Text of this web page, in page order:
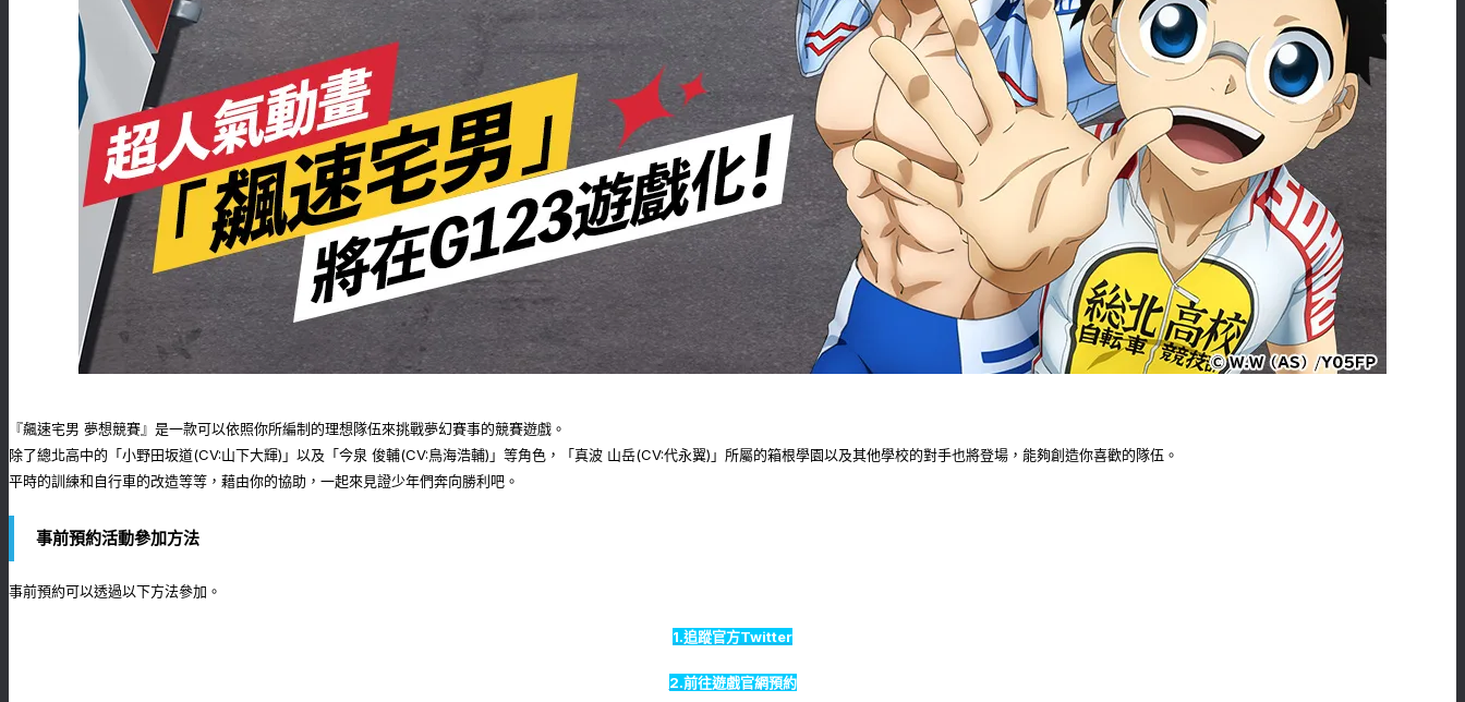
『飆速宅男 夢想競賽』是一款可以依照你所編制的理想隊伍來挑戰夢幻賽事的競賽遊戲。
除了總北高中的「小野田坂道(CV:山下大輝)」以及「今泉 俊輔(CV:鳥海浩輔)」等角色，「真波 山岳(CV:代永翼)」所屬的箱根學園以及其他學校的對手也將登場，能夠創造你喜歡的隊伍。
平時的訓練和自行車的改造等等，藉由你的協助，一起來見證少年們奔向勝利吧。
事前預約活動參加方法
事前預約可以透過以下方法參加。
1.追蹤官方Twitter
2.前往遊戲官網預約